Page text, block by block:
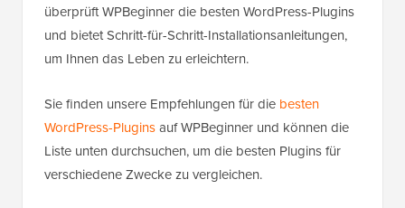
überprüft WPBeginner die besten WordPress-Plugins
und bietet Schritt-für-Schritt-Installationsanleitungen,
um Ihnen das Leben zu erleichtern.
Sie finden unsere Empfehlungen für die besten
WordPress-Pluginsauf WPBeginner und können die
Liste unten durchsuchen, um die besten Plugins für
verschiedene Zwecke zu vergleichen.